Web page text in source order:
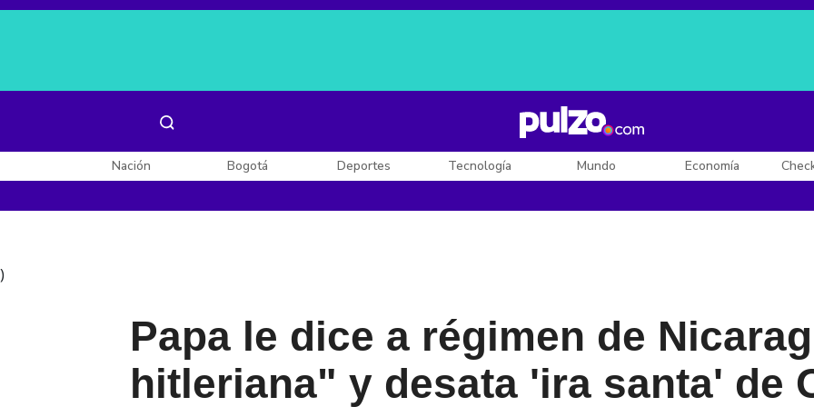
Posesión de De la Espriella
Nación Bogotá Deportes Tecnología Mundo Economía
)
Papa le dice a régimen de
hitleriana" y desata 'ira santa' de